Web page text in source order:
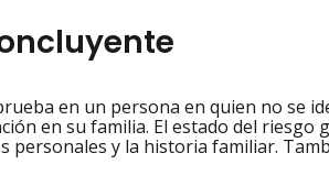
en un persona en quien no se
en su familia. El estado del
personales y la historia familiar.